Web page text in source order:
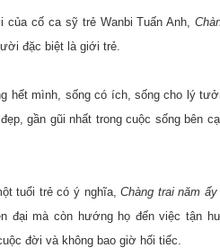
của cố ca sỹ trẻ Wanbi Tuấn Anh,
đặc biệt là giới trẻ.
hết mình, sống có ích, sống cho lý
gần gũi nhất trong cuộc sống bên
tuổi trẻ có ý nghĩa,Chàng trai năm ấy
đại mà còn hướng họ đến việc tận
đời và không bao giờ hối tiếc.